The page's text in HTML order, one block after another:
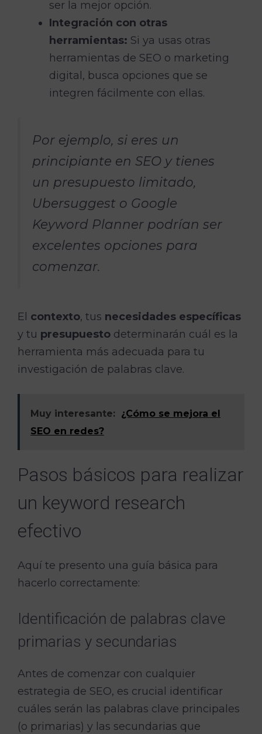
ser la mejor opción.
Integración con otras
herramientas: Si ya usas otras
herramientas de SEO o marketing
digital, busca opciones que se
integren fácilmente con ellas.
Por ejemplo, si eres un
principiante en SEO y tienes
un presupuesto limitado,
Ubersuggest o Google
Keyword Planner podrían ser
excelentes opciones para
comenzar.
El contexto, tus necesidades específicas
y tu presupuesto determinarán cuál es la
herramienta más adecuada para tu
investigación de palabras clave.
Muy interesante: ¿Cómo se mejora el
SEO en redes?
Pasos básicos para realizar
un keyword research
efectivo
Aquí te presento una guía básica para
hacerlo correctamente:
Identificación de palabras clave
primarias y secundarias
Antes de comenzar con cualquier
estrategia de SEO, es crucial identificar
cuáles serán las palabras clave principales
(o primarias) y las secundarias que